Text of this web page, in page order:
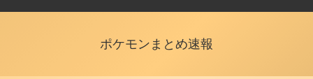
ポケモンまとめ速報